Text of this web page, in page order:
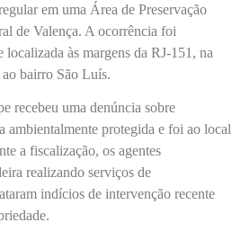
em uma Área de Preservação
de Valença. A ocorrência foi
às margens da RJ-151, na
bairro São Luís.
recebeu uma denúncia sobre
ambientalmente protegida e foi ao local
a fiscalização, os agentes
realizando serviços de
indícios de intervenção recente